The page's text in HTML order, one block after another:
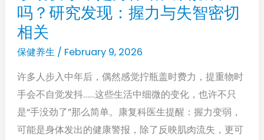
直
销
模
式
提
速，“TrumpRx
”上
吗？研究发现：握力与失智密切
相关
保健养生/ February 9, 2026
许多人步入中年后，偶然感觉拧瓶盖时费力，提重物时
手会不自觉发抖……这些生活中细微的变化，也许不只
是“手没劲了”那么简单。康复科医生提醒：握力变弱，
可能是身体发出的健康警报，除了反映肌肉流失，更可
劲
变
小，
身
体
给
大